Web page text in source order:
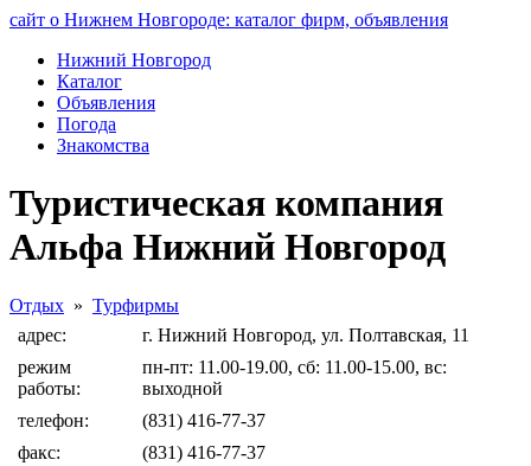
сайт о Нижнем Новгороде: каталог фирм, объявления
Нижний Новгород
Каталог
Объявления
Погода
Знакомства
Туристическая компания
Альфа Нижний Новгород
Отдых » Турфирмы
адрес:
г. Нижний Новгород, ул. Полтавская, 11
режим
работы:
пн-пт: 11.00-19.00, сб: 11.00-15.00, вс:
выходной
телефон:
(831) 416-77-37
факс:
(831) 416-77-37